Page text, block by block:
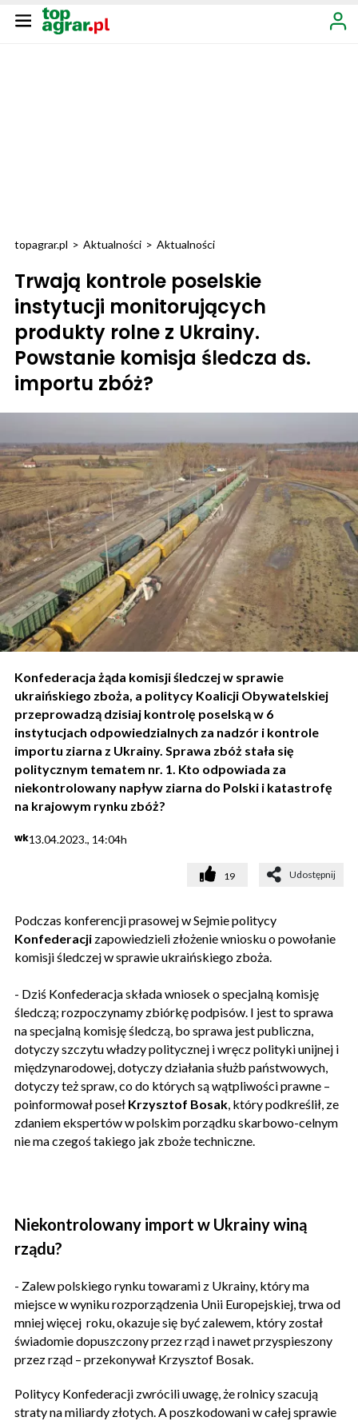
topagrar.pl > Aktualności > Aktualności
Trwają kontrole poselskie
instytucji monitorujących
produkty rolne z Ukrainy.
Powstanie komisja śledcza ds.
importu zbóż?
Konfederacja żąda komisji śledczej w sprawie
ukraińskiego zboża, a politycy Koalicji Obywatelskiej
przeprowadzą dzisiaj kontrolę poselską w 6
instytucjach odpowiedzialnych za nadzór i kontrole
importu ziarna z Ukrainy. Sprawa zbóż stała się
politycznym tematem nr. 1. Kto odpowiada za
niekontrolowany napływ ziarna do Polski i katastrofę
na krajowym rynku zbóż?
wk13.04.2023., 14:04h
19 Udostępnij
Podczas konferencji prasowej w Sejmie politycy
Konfederacji zapowiedzieli złożenie wniosku o powołanie
komisji śledczej w sprawie ukraińskiego zboża.
- Dziś Konfederacja składa wniosek o specjalną komisję
śledczą; rozpoczynamy zbiórkę podpisów. I jest to sprawa
na specjalną komisję śledczą, bo sprawa jest publiczna,
dotyczy szczytu władzy politycznej i wręcz polityki unijnej i
międzynarodowej, dotyczy działania służb państwowych,
dotyczy też spraw, co do których są wątpliwości prawne –
poinformował poseł Krzysztof Bosak , który podkreślił, ze
zdaniem ekspertów w polskim porządku skarbowo-celnym
nie ma czegoś takiego jak zboże techniczne.
Niekontrolowany import w Ukrainy winą
rządu?
- Zalew polskiego rynku towarami z Ukrainy, który ma
miejsce w wyniku rozporządzenia Unii Europejskiej, trwa od
mniej więcej roku, okazuje się być zalewem, który został
świadomie dopuszczony przez rząd i nawet przyspieszony
przez rząd – przekonywał Krzysztof Bosak.
Politycy Konfederacji zwrócili uwagę, że rolnicy szacują
straty na miliardy złotych. A poszkodowani w całej sprawie